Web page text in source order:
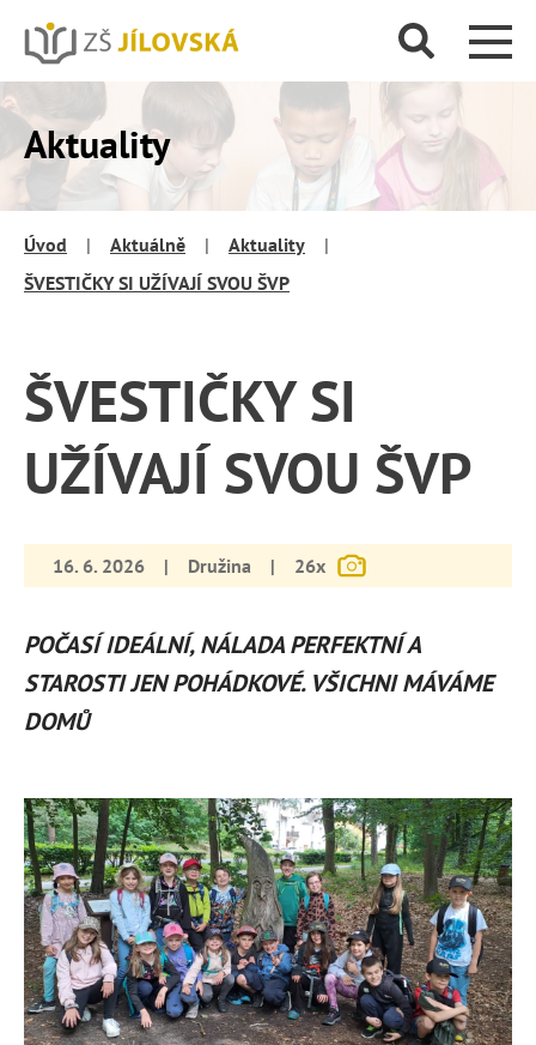
Aktuality
Úvod | Aktuálně | Aktuality
|
ŠVESTIČKY SI UŽÍVAJÍ SVOU ŠVP
ŠVESTIČKY SI
UŽÍVAJÍ SVOU ŠVP
16. 6. 2026 | Družina | 26x
POČASÍ IDEÁLNÍ, NÁLADA PERFEKTNÍ A
STAROSTI JEN POHÁDKOVÉ. VŠICHNI MÁVÁME
DOMŮ